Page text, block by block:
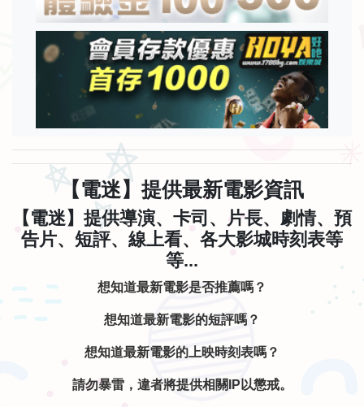
【電迷】提供最新電影資訊
【電迷】提供導演、卡司、片長、劇情、預
告片、短評、線上看、各大影城時刻表等
等...
想知道最新電影是否推薦嗎？
想知道最新電影的短評嗎？
想知道最新電影的上映時刻表嗎？
請勿暴雷，違者將提供相關IP以懲戒。